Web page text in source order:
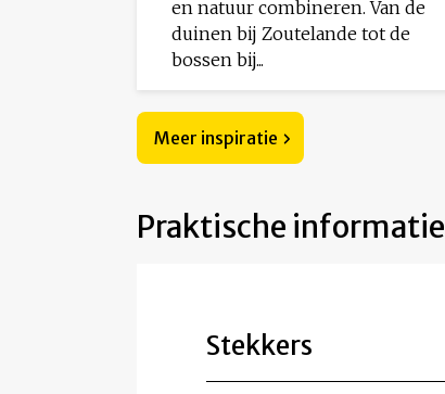
en natuur combineren. Van de
duinen bij Zoutelande tot de
bossen bij...
Meer inspiratie
Praktische informatie
Stekkers